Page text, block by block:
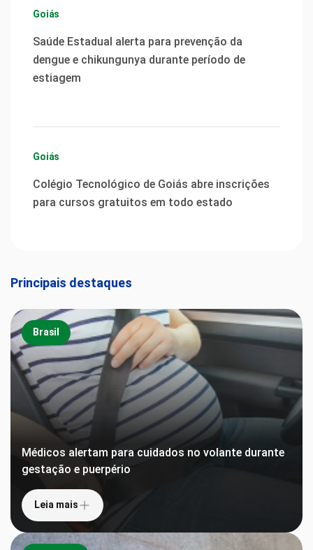
Goiás
Saúde Estadual alerta para prevenção da
dengue e chikungunya durante período de
estiagem
Goiás
Colégio Tecnológico de Goiás abre inscrições
para cursos gratuitos em todo estado
Principais destaques
Brasil
Médicos alertam para cuidados no volante durante
gestação e puerpério
Leia mais